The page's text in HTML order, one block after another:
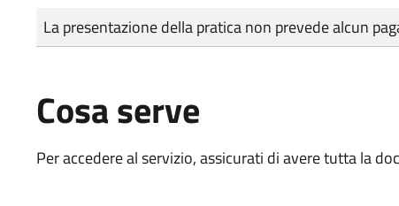
Tipo di pagamento
Importo
La presentazione della pratica non prevede alcun
Cosa serve
Per accedere al servizio, assicurati di avere tutta la